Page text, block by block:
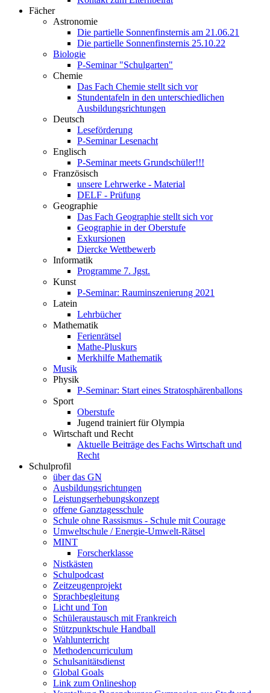
Fächer
Astronomie
Die partielle Sonnenfinsternis am 21.06.21
Die partielle Sonnenfinsternis 25.10.22
Biologie
P-Seminar "Schulgarten"
Chemie
Das Fach Chemie stellt sich vor
Stundentafeln in den unterschiedlichen
Ausbildungsrichtungen
Deutsch
Leseförderung
P-Seminar Lesenacht
Englisch
P-Seminar meets Grundschüler!!!
Französisch
unsere Lehrwerke - Material
DELF - Prüfung
Geographie
Das Fach Geographie stellt sich vor
Geographie in der Oberstufe
Exkursionen
Diercke Wettbewerb
Informatik
Programme 7. Jgst.
Kunst
P-Seminar: Rauminszenierung 2021
Latein
Lehrbücher
Mathematik
Ferienrätsel
Mathe-Pluskurs
Merkhilfe Mathematik
Musik
Physik
P-Seminar: Start eines Stratosphärenballons
Sport
Oberstufe
Jugend trainiert für Olympia
Wirtschaft und Recht
Aktuelle Beiträge des Fachs Wirtschaft und
Recht
Schulprofil
über das GN
Ausbildungsrichtungen
Leistungserhebungskonzept
offene Ganztagesschule
Schule ohne Rassismus - Schule mit Courage
Umweltschule / Energie-Umwelt-Rätsel
MINT
Forscherklasse
Nistkästen
Schulpodcast
Zeitzeugenprojekt
Sprachbegleitung
Licht und Ton
Schüleraustausch mit Frankreich
Stützpunktschule Handball
Wahlunterricht
Methodencurriculum
Schulsanitätsdienst
Global Goals
Link zum Onlineshop